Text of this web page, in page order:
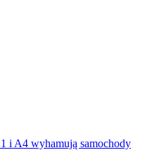
i A4 wyhamują samochody